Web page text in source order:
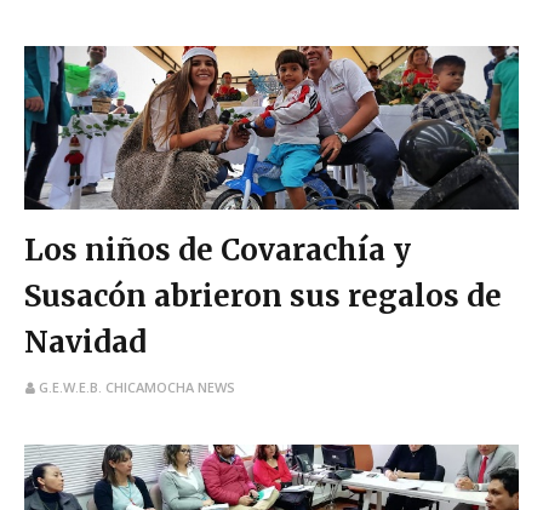
Los niños de Covarachía y
Susacón abrieron sus regalos de
Navidad
G.E.W.E.B. CHICAMOCHA NEWS